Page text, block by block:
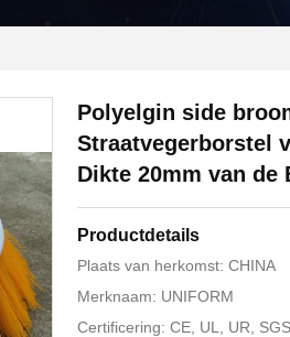
Polyelgin side
Straatvegerborstel
Dikte 20mm van de
Productdetails
Plaats van herkomst: CHINA
Merknaam: UNIFORM
Certificering: CE, UL, UR,